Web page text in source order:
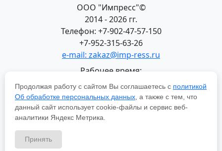
ООО "Импресс"©
2014 - 2026 гг.
Телефон: +7-902-47-57-150
+7-952-315-63-26
e-mail: zakaz@imp-ress.ru
Рабочее время:
пн-пт 08:00-18:00 (МСК+2)
618200, Пермский край
г.Чусовой, ул. Халтурина, 22
Политика в отношении обработки персональных
Продолжая работу с сайтом Вы соглашаетесь с политикой
Об обработке персональных данных , а также с тем, что
данный сайт использует cookie-файлы и сервис веб-
аналитики Яндекс Метрика.
Принять